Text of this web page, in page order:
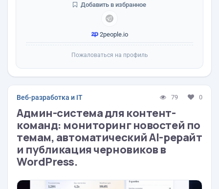
2people.io
Добавить в избранное
Пожаловаться на профиль
Веб-разработка и IT 79 0
Админ-система для контент-
команд: мониторинг новостей по
темам, автоматический AI-рерайт
и публикация черновиков в
WordPress.